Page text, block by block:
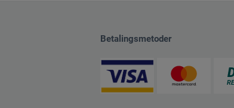
Betalingsmetoder